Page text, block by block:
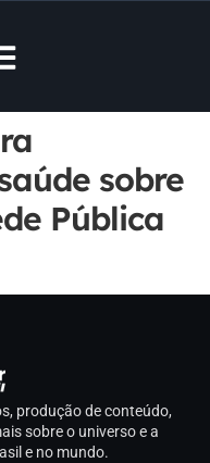
sobre
Pública
produção de conteúdo,
sobre o universo e a
e no mundo.